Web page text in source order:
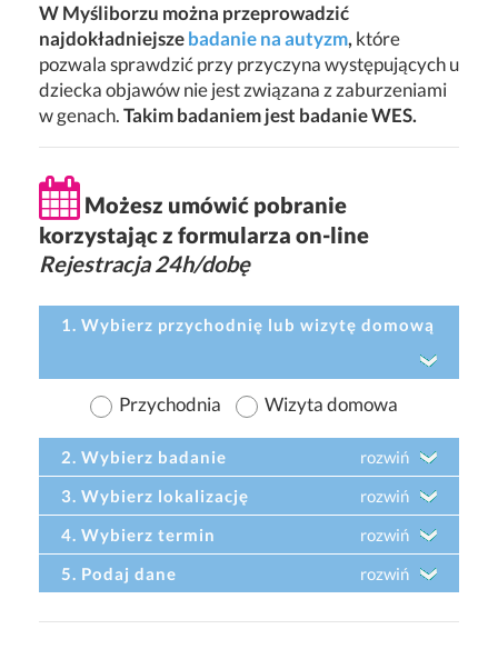
W Myśliborzu można przeprowadzić
najdokładniejszebadanie na autyzm, które
pozwala sprawdzić przy przyczyna występujących u
dziecka objawów nie jest związana z zaburzeniami
w genach.Takim badaniem jest badanie WES.
Możesz umówić pobranie
korzystając z formularza on-line
Rejestracja 24h/dobę
1. Wybierz przychodnię lub wizytę domową
Przychodnia Wizyta domowa
2. Wybierz badanie
rozwiń
3. Wybierz lokalizację
rozwiń
4. Wybierz termin
rozwiń
5. Podaj dane
rozwiń